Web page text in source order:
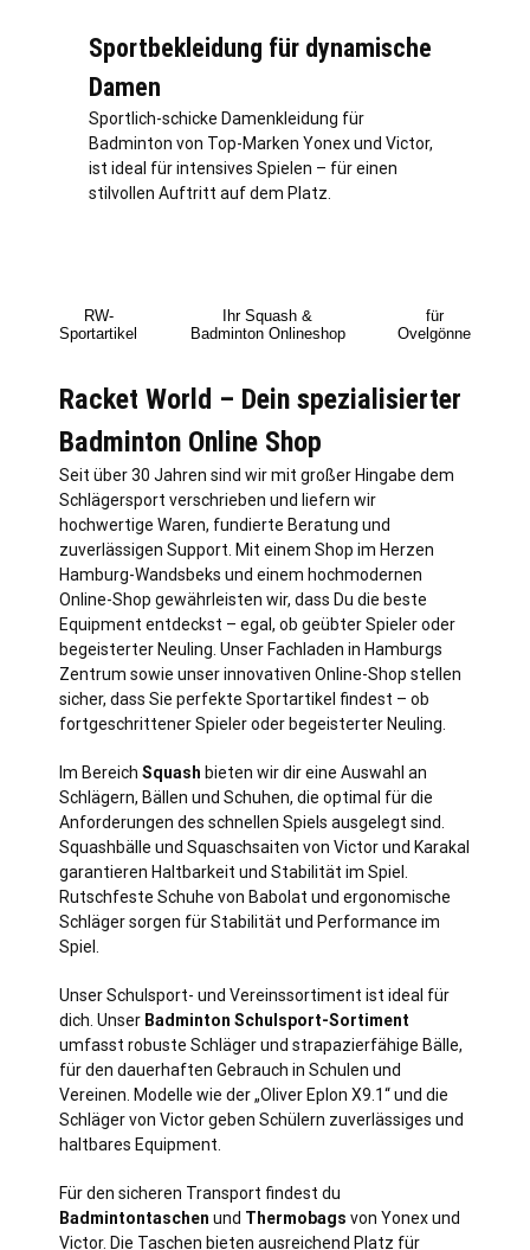
Sportbekleidung für dynamische
Damen
Sportlich-schicke Damenkleidung für
Badminton von Top-Marken Yonex und Victor,
ist ideal für intensives Spielen – für einen
stilvollen Auftritt auf dem Platz.
RW-
Sportartikel
Ihr Squash &
Badminton Onlineshop
für
Ovelgönne
Racket World – Dein spezialisierter
Badminton Online Shop
Seit über 30 Jahren sind wir mit großer Hingabe dem
Schlägersport verschrieben und liefern wir
hochwertige Waren, fundierte Beratung und
zuverlässigen Support. Mit einem Shop im Herzen
Hamburg-Wandsbeks und einem hochmodernen
Online-Shop gewährleisten wir, dass Du die beste
Equipment entdeckst – egal, ob geübter Spieler oder
begeisterter Neuling. Unser Fachladen in Hamburgs
Zentrum sowie unser innovativen Online-Shop stellen
sicher, dass Sie perfekte Sportartikel findest – ob
fortgeschrittener Spieler oder begeisterter Neuling.
Im Bereich Squash bieten wir dir eine Auswahl an
Schlägern, Bällen und Schuhen, die optimal für die
Anforderungen des schnellen Spiels ausgelegt sind.
Squashbälle und Squaschsaiten von Victor und Karakal
garantieren Haltbarkeit und Stabilität im Spiel.
Rutschfeste Schuhe von Babolat und ergonomische
Schläger sorgen für Stabilität und Performance im
Spiel.
Unser Schulsport- und Vereinssortiment ist ideal für
dich. Unser Badminton Schulsport-Sortiment
umfasst robuste Schläger und strapazierfähige Bälle,
für den dauerhaften Gebrauch in Schulen und
Vereinen. Modelle wie der „Oliver Eplon X9.1“ und die
Schläger von Victor geben Schülern zuverlässiges und
haltbares Equipment.
Für den sicheren Transport findest du
Badmintontaschen und Thermobags von Yonex und
Victor. Die Taschen bieten ausreichend Platz für